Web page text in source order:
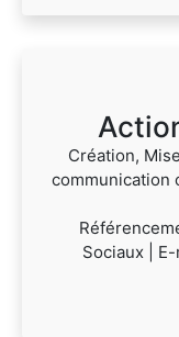
Création,
communication
Sociaux |